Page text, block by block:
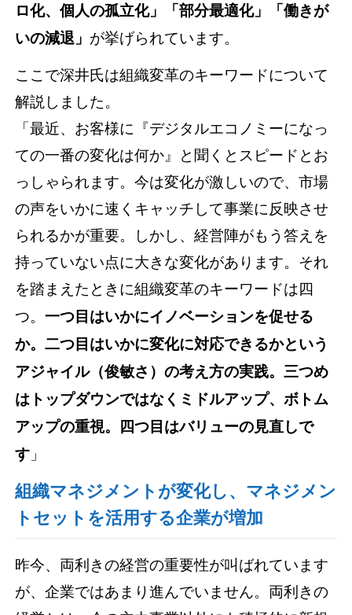
ロ化、個人の孤立化」「部分最適化」「働きが
いの減退」 が挙げられています。
ここで深井氏は組織変革のキーワードについて
解説しました。
「最近、お客様に『デジタルエコノミーになっ
ての一番の変化は何か』と聞くとスピードとお
っしゃられます。今は変化が激しいので、市場
の声をいかに速くキャッチして事業に反映させ
られるかが重要。しかし、経営陣がもう答えを
持っていない点に大きな変化があります。それ
を踏まえたときに組織変革のキーワードは四
つ。一つ目はいかにイノベーションを促せる
か。二つ目はいかに変化に対応できるかという
アジャイル（俊敏さ）の考え方の実践。三つめ
はトップダウンではなくミドルアップ、ボトム
アップの重視。四つ目はバリューの見直しで
す 」
組織マネジメントが変化し、マネジメン
トセットを活用する企業が増加
昨今、両利きの経営の重要性が叫ばれています
が、企業ではあまり進んでいません。両利きの